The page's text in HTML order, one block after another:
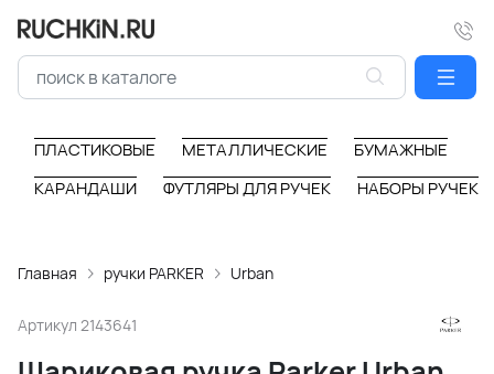
ПЛАСТИКОВЫЕ МЕТАЛЛИЧЕСКИЕ
БУМАЖНЫЕ
КАРАНДАШИ
ФУТЛЯРЫ ДЛЯ РУЧЕК НАБОРЫ РУЧЕК
Главная ручки PARKER Urban
Артикул 2143641